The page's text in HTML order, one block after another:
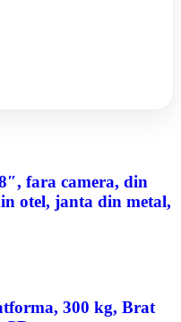
fara camera, din
otel, janta din metal,
300 kg, Brat